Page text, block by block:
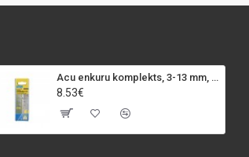
Acu enkuru komplekts, 3-13 mm, Rapid, 12 gab.
8.53€